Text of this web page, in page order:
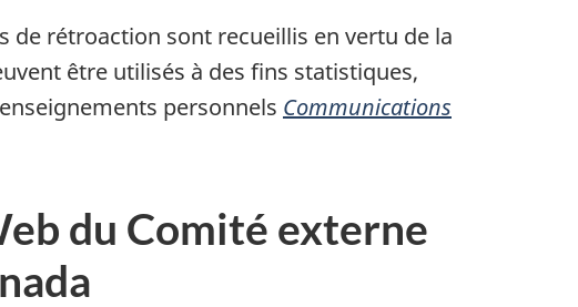
de rétroaction sont recueillis en vertu de la
être utilisés à des fins statistiques,
personnels Communications
du Comité externe